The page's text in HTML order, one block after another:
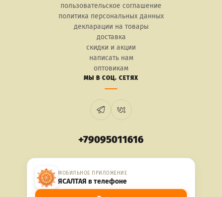
пользовательское соглашение
политика персональных данных
декларации на товары
доставка
скидки и акции
написать нам
оптовикам
МЫ В СОЦ. СЕТЯХ
+79095011616
МОБИЛЬНОЕ ПРИЛОЖЕНИЕ
ЯСАЛТАЯ в телефоне